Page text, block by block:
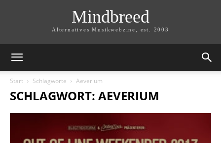
Mindbreed
Alternatives Musikwebzine, est. 2003
Start Schlagworte Aeverium
SCHLAGWORT: AEVERIUM